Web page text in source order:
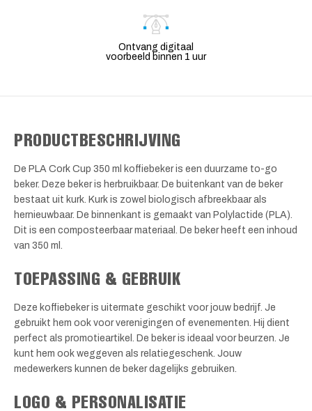
Ontvang digitaal
voorbeeld binnen 1 uur
PRODUCTBESCHRIJVING
De PLA Cork Cup 350 ml koffiebeker is een duurzame to-go
beker. Deze beker is herbruikbaar. De buitenkant van de beker
bestaat uit kurk. Kurk is zowel biologisch afbreekbaar als
hernieuwbaar. De binnenkant is gemaakt van Polylactide (PLA).
Dit is een composteerbaar materiaal. De beker heeft een inhoud
van 350 ml.
TOEPASSING & GEBRUIK
Deze koffiebeker is uitermate geschikt voor jouw bedrijf. Je
gebruikt hem ook voor verenigingen of evenementen. Hij dient
perfect als promotieartikel. De beker is ideaal voor beurzen. Je
kunt hem ook weggeven als relatiegeschenk. Jouw
medewerkers kunnen de beker dagelijks gebruiken.
LOGO & PERSONALISATIE